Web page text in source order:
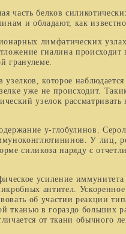
белков
и обладают, как
лимфатических
гиалина
гранулеме.
которое
уже не происходит.
узелок
у-глобулинов.
У лиц,
силикоза наряду с
усиление
антител.
об участии реакции
тканью в гораздо больших
от ткани обычного